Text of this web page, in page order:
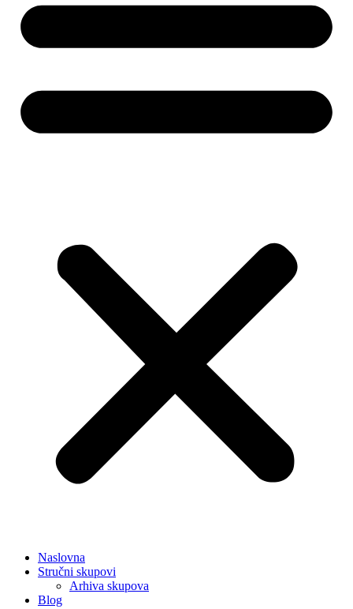
Naslovna
Stručni skupovi
Arhiva skupova
Blog